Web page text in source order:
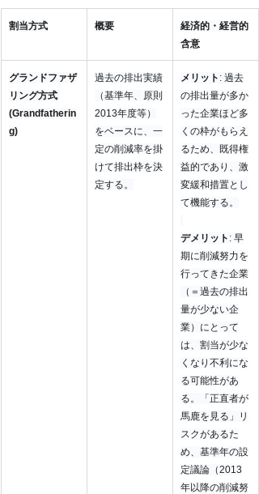
割当方式 概要
経済的・経営的
含意
グランドファザ
リング方式
(Grandfatherin
g)
過去の排出実績
（基準年、原則
2013年度等）
をベースに、一
定の削減率を掛
けて排出枠を決
定する。
メリット : 過去
の排出量が多か
った企業ほど多
くの枠がもらえ
るため、既得権
益的であり、激
変緩和措置とし
て機能する。
デメリット : 早
期に削減努力を
行ってきた企業
（＝過去の排出
量が少ない企
業）にとって
は、割当が少な
くなり不利にな
る可能性があ
る。「正直者が
馬鹿を見る」リ
スクがあるた
め、基準年の設
定議論（2013
年以降の削減努